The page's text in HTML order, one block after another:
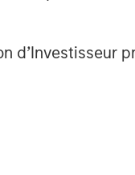
d’Investisseur
generation, oil
steel plant is